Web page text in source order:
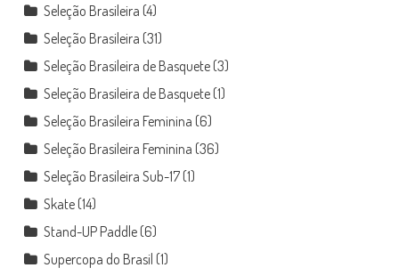
Seleção Brasileira (4)
Seleção Brasileira (31)
Seleção Brasileira de Basquete(3)
Seleção Brasileira de Basquete(1)
Seleção Brasileira Feminina (6)
Seleção Brasileira Feminina (36)
Seleção Brasileira Sub-17(1)
Skate(14)
Stand-UP Paddle(6)
Supercopa do Brasil (1)